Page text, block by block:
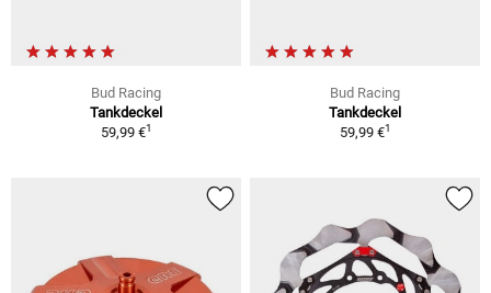
Bud Racing
Tankdeckel
59,99 €1
Bud Racing
Tankdeckel
59,99 €1